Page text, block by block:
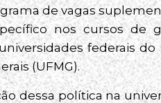
de vagas
nos cursos de
federais do
(UFMG).
dessa política na